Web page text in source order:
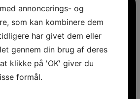
annoncerings- og
som kan kombinere dem
har givet dem eller
gennem din brug af deres
klikke på 'OK' giver du
formål.